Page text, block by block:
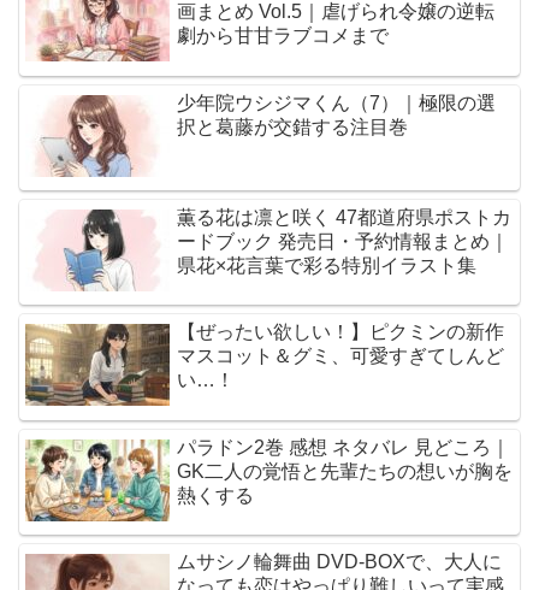
画まとめ Vol.5｜虐げられ令嬢の逆転
劇から甘甘ラブコメまで
少年院ウシジマくん（7）｜極限の選
択と葛藤が交錯する注目巻
薫る花は凛と咲く 47都道府県ポストカ
ードブック 発売日・予約情報まとめ｜
県花×花言葉で彩る特別イラスト集
【ぜったい欲しい！】ピクミンの新作
マスコット＆グミ、可愛すぎてしんど
い…！
パラドン2巻 感想 ネタバレ 見どころ｜
GK二人の覚悟と先輩たちの想いが胸を
熱くする
ムサシノ輪舞曲 DVD-BOXで、大人に